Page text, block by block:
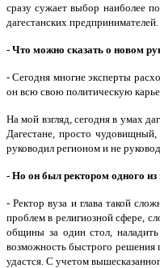
сразу сужает выбор наиболее
дагестанских
- Что можно сказать о новом
- Сегодня многие эксперты
он всю свою политическую
На мой взгляд, сегодня в умах
Дагестане, просто
руководил регионом и не
- Но он был ректором одного из
- Ректор вуза и глава такой
проблем в религиозной сфере,
общины за один стол, наладить
возможность быстрого решения
удастся. С учетом